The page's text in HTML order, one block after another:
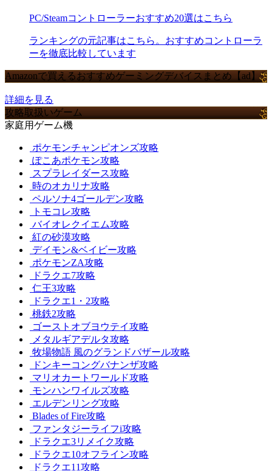
PC/Steamコントローラーおすすめ20選はこちら
ランキングの元記事はこちら。おすすめコントローラ
ーを徹底比較しています
Amazonで買えるおすすめゲーミングデバイスまとめ【ad】
詳細を見る
攻略取扱いゲーム
家庭用ゲーム機
ポケモンチャンピオンズ攻略
ぽこあポケモン攻略
スプラレイダース攻略
時のオカリナ攻略
ペルソナ4ゴールデン攻略
トモコレ攻略
バイオレクイエム攻略
紅の砂漠攻略
デイモン&ベイビー攻略
ポケモンZA攻略
ドラクエ7攻略
仁王3攻略
ドラクエ1・2攻略
桃鉄2攻略
ゴーストオブヨウテイ攻略
メタルギアデルタ攻略
牧場物語 風のグランドバザール攻略
ドンキーコングバナンザ攻略
マリオカートワールド攻略
モンハンワイルズ攻略
エルデンリング攻略
Blades of Fire攻略
ファンタジーライフi攻略
ドラクエ3リメイク攻略
ドラクエ10オフライン攻略
ドラクエ11攻略